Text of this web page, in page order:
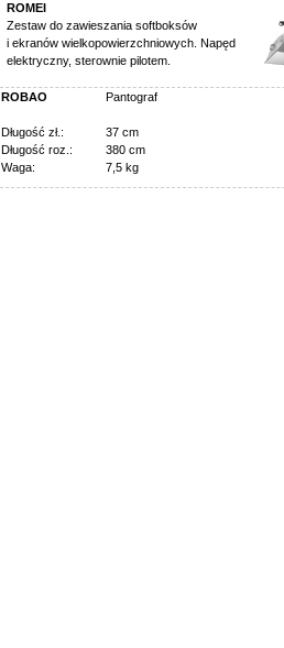
ROMEI
Zestaw do zawieszania softboksów
i ekranów wielkopowierzchniowych. Napęd
elektryczny, sterownie pilotem.
ROBAO
Długość zł.:
Długość roz.:
Waga:
Pantograf
37 cm
380 cm
7,5 kg